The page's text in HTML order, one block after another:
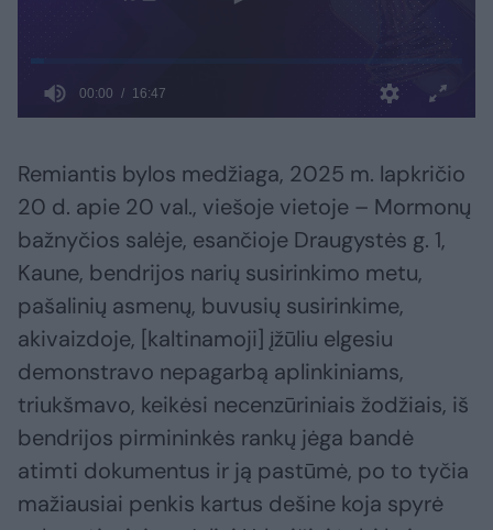
Remiantis bylos medžiaga, 2025 m. lapkričio
20 d. apie 20 val., viešoje vietoje – Mormonų
bažnyčios salėje, esančioje Draugystės g. 1,
Kaune, bendrijos narių susirinkimo metu,
pašalinių asmenų, buvusių susirinkime,
akivaizdoje, [kaltinamoji] įžūliu elgesiu
demonstravo nepagarbą aplinkiniams,
triukšmavo, keikėsi necenzūriniais žodžiais, iš
bendrijos pirmininkės rankų jėga bandė
atimti dokumentus ir ją pastūmė, po to tyčia
mažiausiai penkis kartus dešine koja spyrė